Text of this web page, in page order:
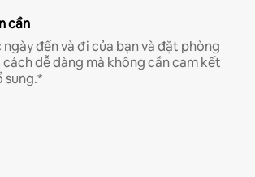
cần
ngày đến và đi của bạn và đặt phòng
dễ dàng mà không cần cam kết
sung.*